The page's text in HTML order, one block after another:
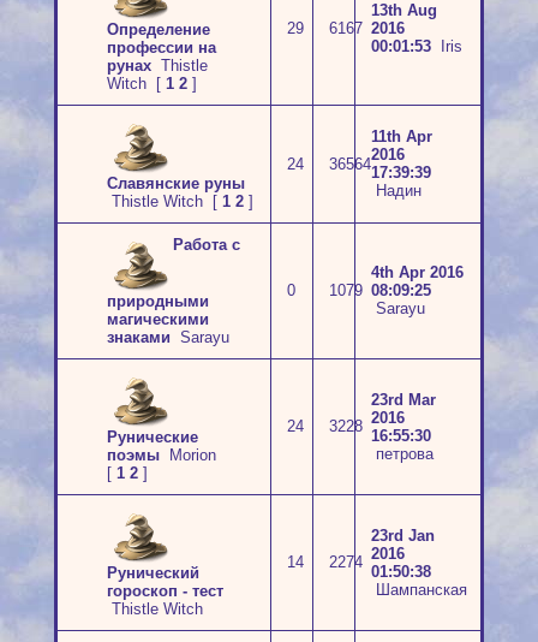
Определение
профессии на
рунах Thistle
Witch
[ 1 2 ]
29 6167
13th Aug
2016
00:01:53
Iris
Славянские руны
Thistle Witch
[ 1 2 ]
24 36564
11th Apr
2016
17:39:39
Надин
Работа с
природными
магическими
знаками Sarayu
0 1079
4th Apr 2016
08:09:25
Sarayu
Рунические
поэмы
Morion
[ 1 2 ]
24 3228
23rd Mar
2016
16:55:30
петрова
Рунический
гороскоп - тест
Thistle Witch
14 2274
23rd Jan
2016
01:50:38
Шампанская